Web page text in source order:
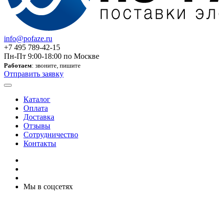
info@pofaze.ru
+7 495 789-42-15
Пн-Пт 9:00-18:00 по Москве
Работаем: звоните, пишите
Отправить заявку
Каталог
Оплата
Доставка
Отзывы
Сотрудничество
Контакты
Мы в соцсетях